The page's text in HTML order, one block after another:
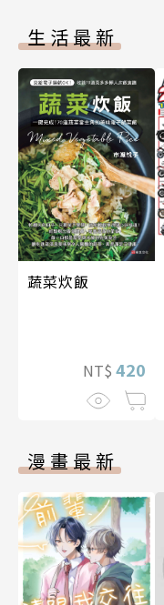
生活最新
蔬菜炊飯
NT$ 420
漫畫最新